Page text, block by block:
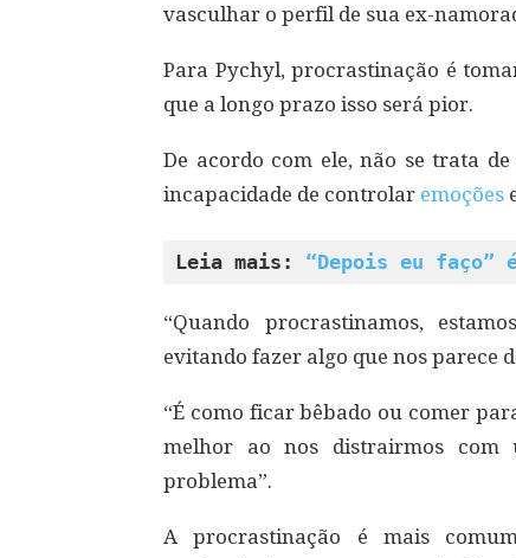
vasculhar o perfil de sua ex-
Para Pychyl, procrastinação é
que a longo prazo isso será pior.
De acordo com ele, não se trata
incapacidade de controlar emoções
Leia mais: “Depois eu faço”
“Quando procrastinamos,
evitando fazer algo que nos parece
“É como ficar bêbado ou comer
melhor ao nos distrairmos com
problema”.
A procrastinação é mais